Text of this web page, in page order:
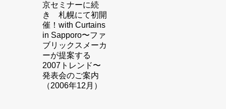
京セミナーに続
き 札幌にて初開
催！with Curtains
in Sapporo〜ファ
ブリックスメーカ
ーが提案する
2007トレンド〜
発表会のご案内
（2006年12月）